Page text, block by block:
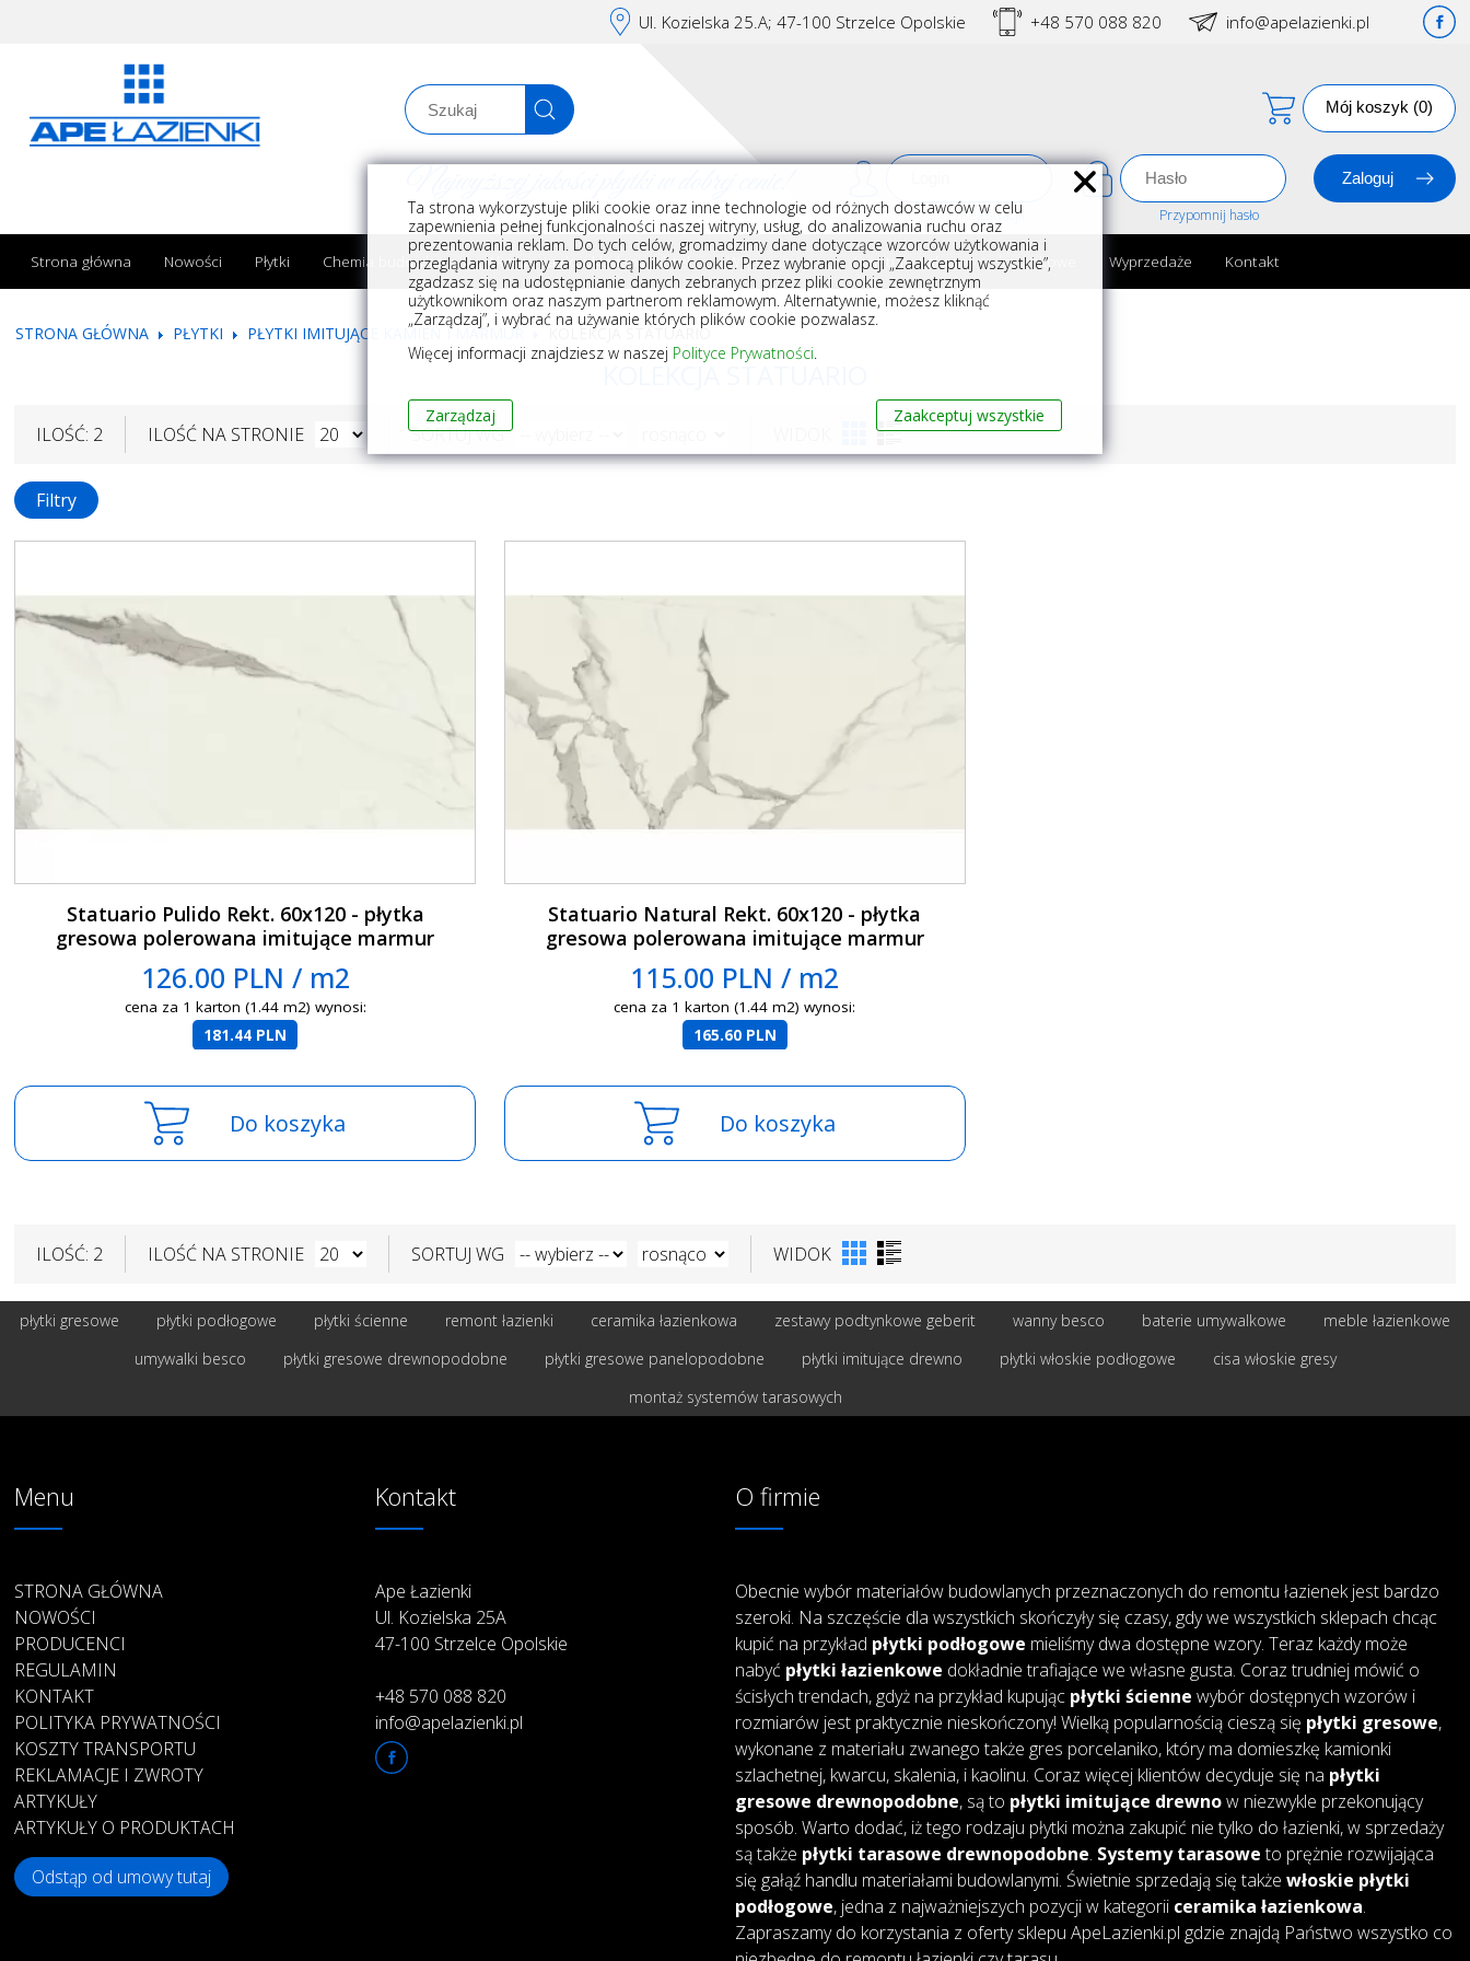
Ul. Kozielska 25.A; 47-100 Strzelce Opolskie +48 570 088 820 info@apelazienki.pl
Mój koszyk (0)
Rejestracja Przypomnij hasło
Strona główna Nowości Płytki Chemia budowlana Akcesoria do układania płytek Wyposażenie Armatura i akcesoria łazienkowe Wyprzedaże Kontakt
STRONA GŁÓWNA PŁYTKI PŁYTKI IMITUJĄCE KAMIEŃ I MARMUR KOLEKCJA STATUARIO
KOLEKCJA STATUARIO
ILOŚĆ: 2 ILOŚĆ NA STRONIE SORTUJ WG
Filtry
Statuario Pulido Rekt. 60x120 - płytka
gresowa polerowana imitujące marmur
126.00 PLN / m2
cena za 1 karton (1.44 m2) wynosi:
181.44 PLN
Do koszyka
Statuario Natural Rekt. 60x120 - płytka
gresowa polerowana imitujące marmur
115.00 PLN / m2
cena za 1 karton (1.44 m2) wynosi:
165.60 PLN
Do koszyka
ILOŚĆ: 2 ILOŚĆ NA STRONIE SORTUJ WG WIDOK
płytki gresowe płytki podłogowe płytki ścienne remont łazienki ceramika łazienkowa zestawy podtynkowe geberit wanny besco baterie umywalkowe
meble łazienkowe
umywalki besco
płytki gresowe drewnopodobne płytki gresowe panelopodobne płytki imitujące drewno płytki włoskie podłogowe
cisa włoskie gresy
montaż systemów tarasowych
Menu
STRONA GŁÓWNA
NOWOŚCI
PRODUCENCI
REGULAMIN
KONTAKT
POLITYKA PRYWATNOŚCI
KOSZTY TRANSPORTU
REKLAMACJE I ZWROTY
ARTYKUŁY
ARTYKUŁY O PRODUKTACH
Odstąp od umowy tutaj
Kontakt
Ape Łazienki
Ul. Kozielska 25A
47-100 Strzelce Opolskie
+48 570 088 820
info@apelazienki.pl
O firmie
Obecnie wybór materiałów budowlanych przeznaczonych do remontu łazienek jest bardzo
szeroki. Na szczęście dla wszystkich skończyły się czasy, gdy we wszystkich sklepach chcąc
kupić na przykład płytki podłogowe mieliśmy dwa dostępne wzory. Teraz każdy może
nabyć płytki łazienkowe dokładnie trafiające we własne gusta. Coraz trudniej mówić o
ścisłych trendach, gdyż na przykład kupując płytki ścienne wybór dostępnych wzorów i
rozmiarów jest praktycznie nieskończony! Wielką popularnością cieszą się płytki gresowe,
wykonane z materiału zwanego także gres porcelaniko, który ma domieszkę kamionki
szlachetnej, kwarcu, skalenia, i kaolinu. Coraz więcej klientów decyduje się na płytki
gresowe drewnopodobne, są to płytki imitujące drewnow niezwykle przekonujący
sposób. Warto dodać, iż tego rodzaju płytki można zakupić nie tylko do łazienki, w sprzedaży
są także płytki tarasowe drewnopodobne. Systemy tarasoweto prężnie rozwijająca
się gałąź handlu materiałami budowlanymi. Świetnie sprzedają się także włoskie płytki
podłogowe, jedna z najważniejszych pozycji w kategorii ceramika łazienkowa.
Zapraszamy do korzystania z oferty sklepu ApeLazienki.pl gdzie znajdą Państwo wszystko co
Ta strona wykorzystuje pliki cookie oraz inne technologie od różnych dostawców w celu
zapewnienia pełnej funkcjonalności naszej witryny, usług, do analizowania ruchu oraz
prezentowania reklam. Do tych celów, gromadzimy dane dotyczące wzorców użytkowania i
przeglądania witryny za pomocą plików cookie. Przez wybranie opcji „Zaakceptuj wszystkie”,
zgadzasz się na udostępnianie danych zebranych przez pliki cookie zewnętrznym
użytkownikom oraz naszym partnerom reklamowym. Alternatywnie, możesz kliknąć
„Zarządzaj”, i wybrać na używanie których plików cookie pozwalasz.
Więcej informacji znajdziesz w naszej Polityce Prywatności.
Zarządzaj Zaakceptuj wszystkie